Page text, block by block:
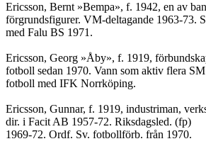
Ericsson, Bernt »Bempa», f. 1942, en av
förgrundsfigurer. VM-deltagande 1963-73.
med Falu BS 1971.
Ericsson, Georg »Åby», f. 1919,
fotboll sedan 1970. Vann som aktiv flera
fotboll med IFK Norrköping.
Ericsson, Gunnar, f. 1919, industriman,
dir. i Facit AB 1957-72. Riksdagsled. (fp)
1969-72. Ordf. Sv. fotbollförb. från 1970.